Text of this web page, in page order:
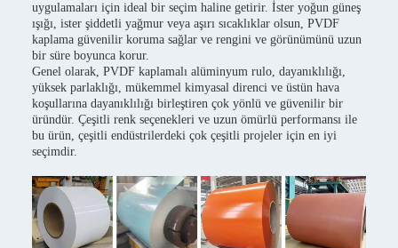
uygulamaları için ideal bir seçim haline getirir. İster yoğun güneş
ışığı, ister şiddetli yağmur veya aşırı sıcaklıklar olsun, PVDF
kaplama güvenilir koruma sağlar ve rengini ve görünümünü uzun
bir süre boyunca korur.
Genel olarak, PVDF kaplamalı alüminyum rulo, dayanıklılığı,
yüksek parlaklığı, mükemmel kimyasal direnci ve üstün hava
koşullarına dayanıklılığı birleştiren çok yönlü ve güvenilir bir
üründür. Çeşitli renk seçenekleri ve uzun ömürlü performansı ile
bu ürün, çeşitli endüstrilerdeki çok çeşitli projeler için en iyi
seçimdir.